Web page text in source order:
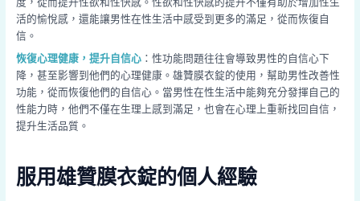
活的愉悅感，還能讓男性在性生活中感受到更多的滿足，從而恢復自
信。
恢復心理健康，提升自信心：性功能問題往往會導致男性的自信心下
降，甚至影響到他們的心理健康。雄贊膜衣錠的使用，幫助男性改善性
功能，從而恢復他們的自信心。當男性在性生活中能夠充分發揮自己的
性能力時，他們不僅在生理上感到滿足，也會在心理上重新找回自信，
提升生活品質。
服用雄贊膜衣錠的個人經驗